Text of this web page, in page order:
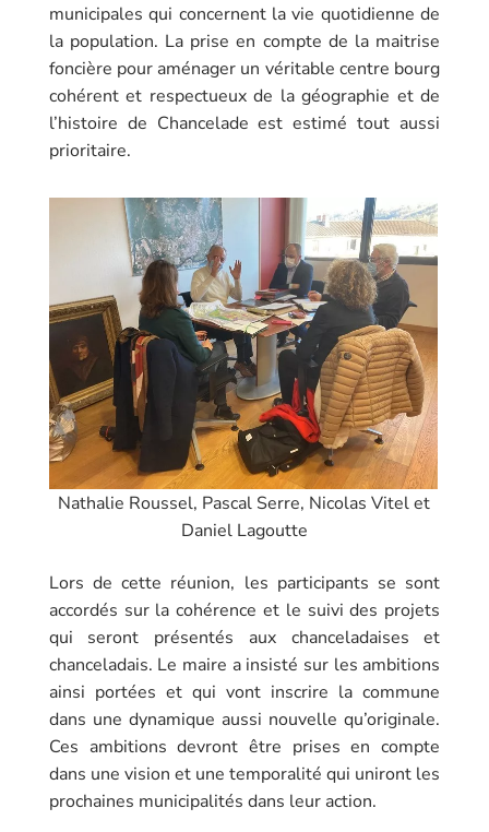
municipales qui concernent la vie quotidienne de
la population. La prise en compte de la maitrise
foncière pour aménager un véritable centre bourg
cohérent et respectueux de la géographie et de
l’histoire de Chancelade est estimé tout aussi
prioritaire.
Nathalie Roussel, Pascal Serre, Nicolas Vitel et
Daniel Lagoutte
Lors de cette réunion, les participants se sont
accordés sur la cohérence et le suivi des projets
qui seront présentés aux chanceladaises et
chanceladais. Le maire a insisté sur les ambitions
ainsi portées et qui vont inscrire la commune
dans une dynamique aussi nouvelle qu’originale.
Ces ambitions devront être prises en compte
dans une vision et une temporalité qui uniront les
prochaines municipalités dans leur action.